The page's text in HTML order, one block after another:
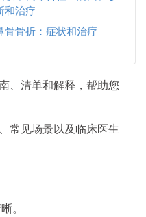
和治疗
骨骨折：症状和治疗
、清单和解释，帮助您
常见场景以及临床医生
。